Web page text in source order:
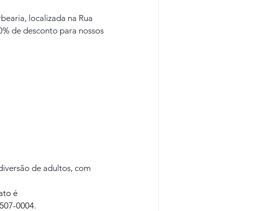
localizada na Rua
de desconto para nossos
de adultos, com
é
0004.